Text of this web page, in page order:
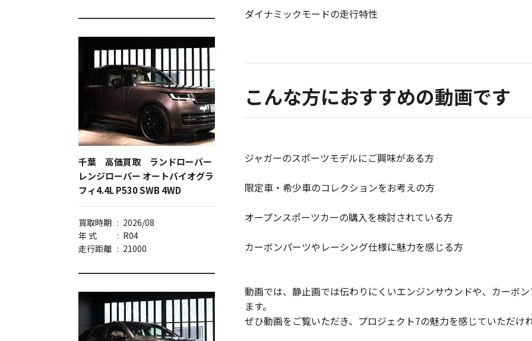
千葉 高価買取 ランドローバー
レンジローバー オートバイオグラ
フィ4.4L P530 SWB 4WD
買取時期 : 2026/08
年 式
: R04
走行距離 : 21000
ダイナミックモードの走行特性
こんな方におすすめの動画です
ジャガーのスポーツモデルにご興味がある方
限定車・希少車のコレクションをお考えの方
オープンスポーツカーの購入を検討されている方
カーボンパーツやレーシング仕様に魅力を感じる方
動画では、静止画では伝わりにくいエンジンサウンドや、カーボ
ます。
ぜひ動画をご覧いただき、プロジェクト7の魅力を感じていただけ